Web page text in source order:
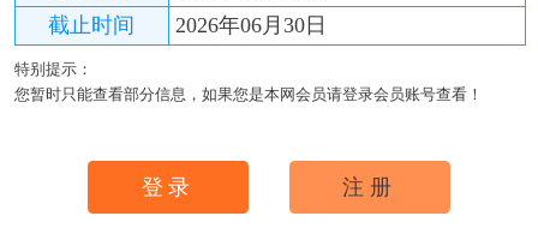
截止时间
2026年06月30日
特别提示：
您暂时只能查看部分信息，如果您是本网会员请登录会员账号查看！
登录 注册